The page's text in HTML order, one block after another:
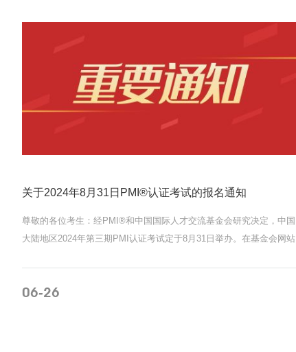
关于2024年8月31日PMI®认证考试的报名通知
06-26
尊敬的各位考生：经PMI®和中国国际人才交流基金会研究决定，中国
大陆地区2024年第三期PMI认证考试定于8月31日举办。在基金会网站